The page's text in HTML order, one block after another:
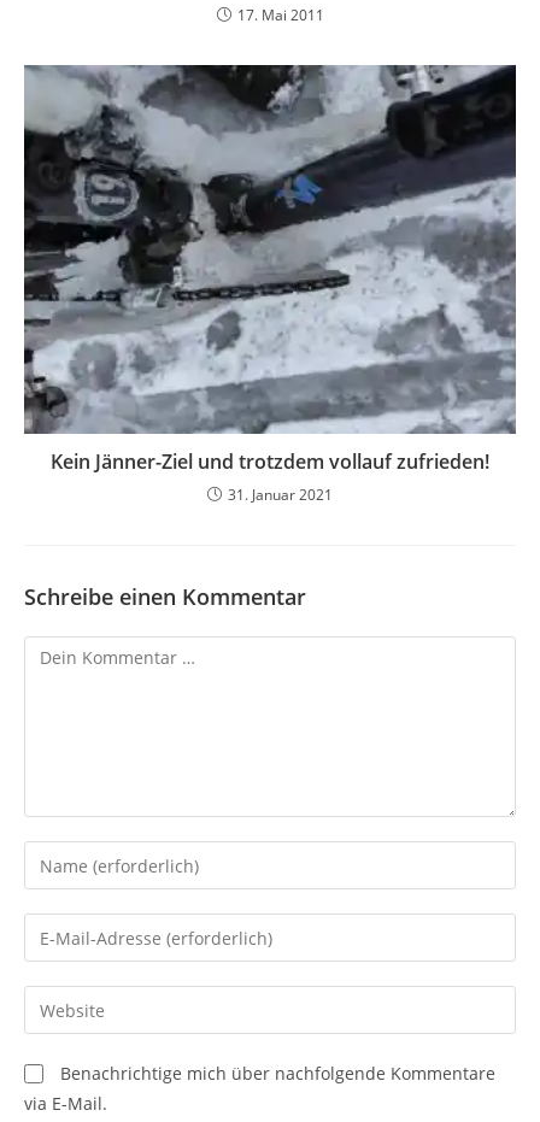
17. Mai 2011
Kein Jänner-Ziel und trotzdem vollauf zufrieden!
31. Januar 2021
Schreibe einen Kommentar
Kommentar
Gib
deinen
Namen
oder
zum
Kommentieren
ein
Gib
deine
E-
Mail-
zum
Kommentieren
Gib
deine
Website-
URL
Benachrichtige mich über nachfolgende Kommentare
via E-Mail.